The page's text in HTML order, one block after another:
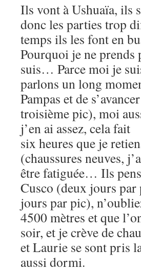
Ils vont à Ushuaïa, ils
donc les parties trop
temps ils les font en
Pourquoi je ne prends
suis… Parce moi je
parlons un long
Pampas et de
troisième pic), moi
j’en ai assez, cela fait
six heures que je
(chaussures neuves,
être fatiguée… Ils
Cusco (deux jours
jours par pic),
4500 mètres et que
soir, et je crève de
et Laurie se sont pris
aussi dormi.